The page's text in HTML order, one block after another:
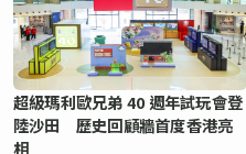
超級瑪利歐兄弟 40 週年試玩會登
陸沙田 歷史回顧牆首度香港亮
相